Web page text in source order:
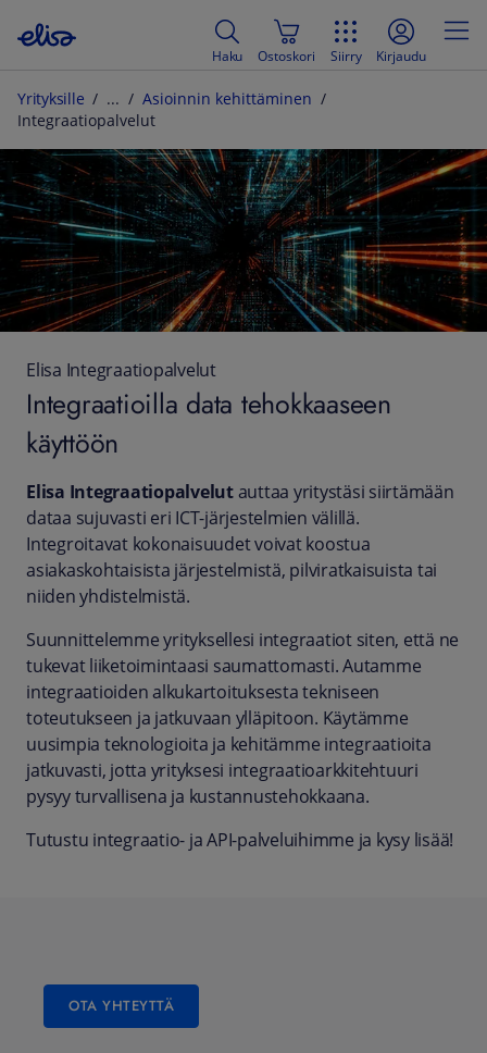
Haku Ostoskori Siirry Kirjaudu
Yrityksille
Asioinnin kehittäminen
Integraatiopalvelut
Elisa Integraatiopalvelut
Integraatioilla data tehokkaaseen
käyttöön
Elisa Integraatiopalvelutauttaa yritystäsi siirtämään
dataa sujuvasti eri ICT-järjestelmien välillä.
Integroitavat kokonaisuudet voivat koostua
asiakaskohtaisista järjestelmistä, pilviratkaisuista tai
niiden yhdistelmistä.
Suunnittelemme yrityksellesi integraatiot siten, että ne
tukevat liiketoimintaasi saumattomasti. Autamme
integraatioiden alkukartoituksesta tekniseen
toteutukseen ja jatkuvaan ylläpitoon. Käytämme
uusimpia teknologioita ja kehitämme integraatioita
jatkuvasti, jotta yrityksesi integraatioarkkitehtuuri
pysyy turvallisena ja kustannustehokkaana.
Tutustu integraatio- ja API-palveluihimme ja kysy lisää!
OTA YHTEYTTÄ